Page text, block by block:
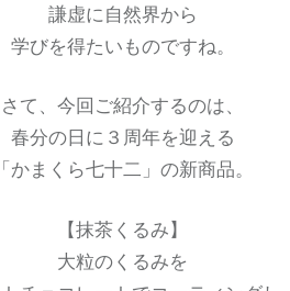
謙虚に自然界から
学びを得たいものですね。
さて、今回ご紹介するのは、
春分の日に３周年を迎える
かまくら七十二」の新商品。
【抹茶くるみ】
大粒のくるみを